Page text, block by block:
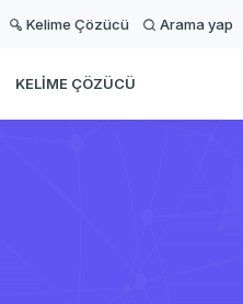
Kelime Çözücü Arama yap
KELIME ÇÖZÜCÜ